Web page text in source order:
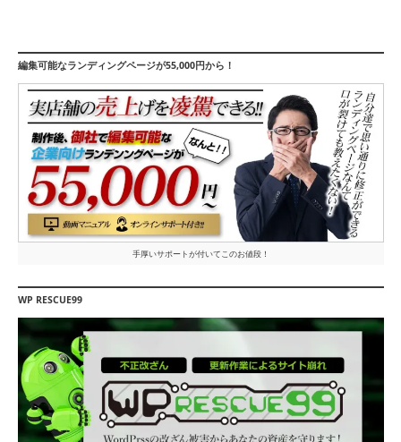
編集可能なランディングページが55,000円から！
手厚いサポートが付いてこのお値段！
WP RESCUE99